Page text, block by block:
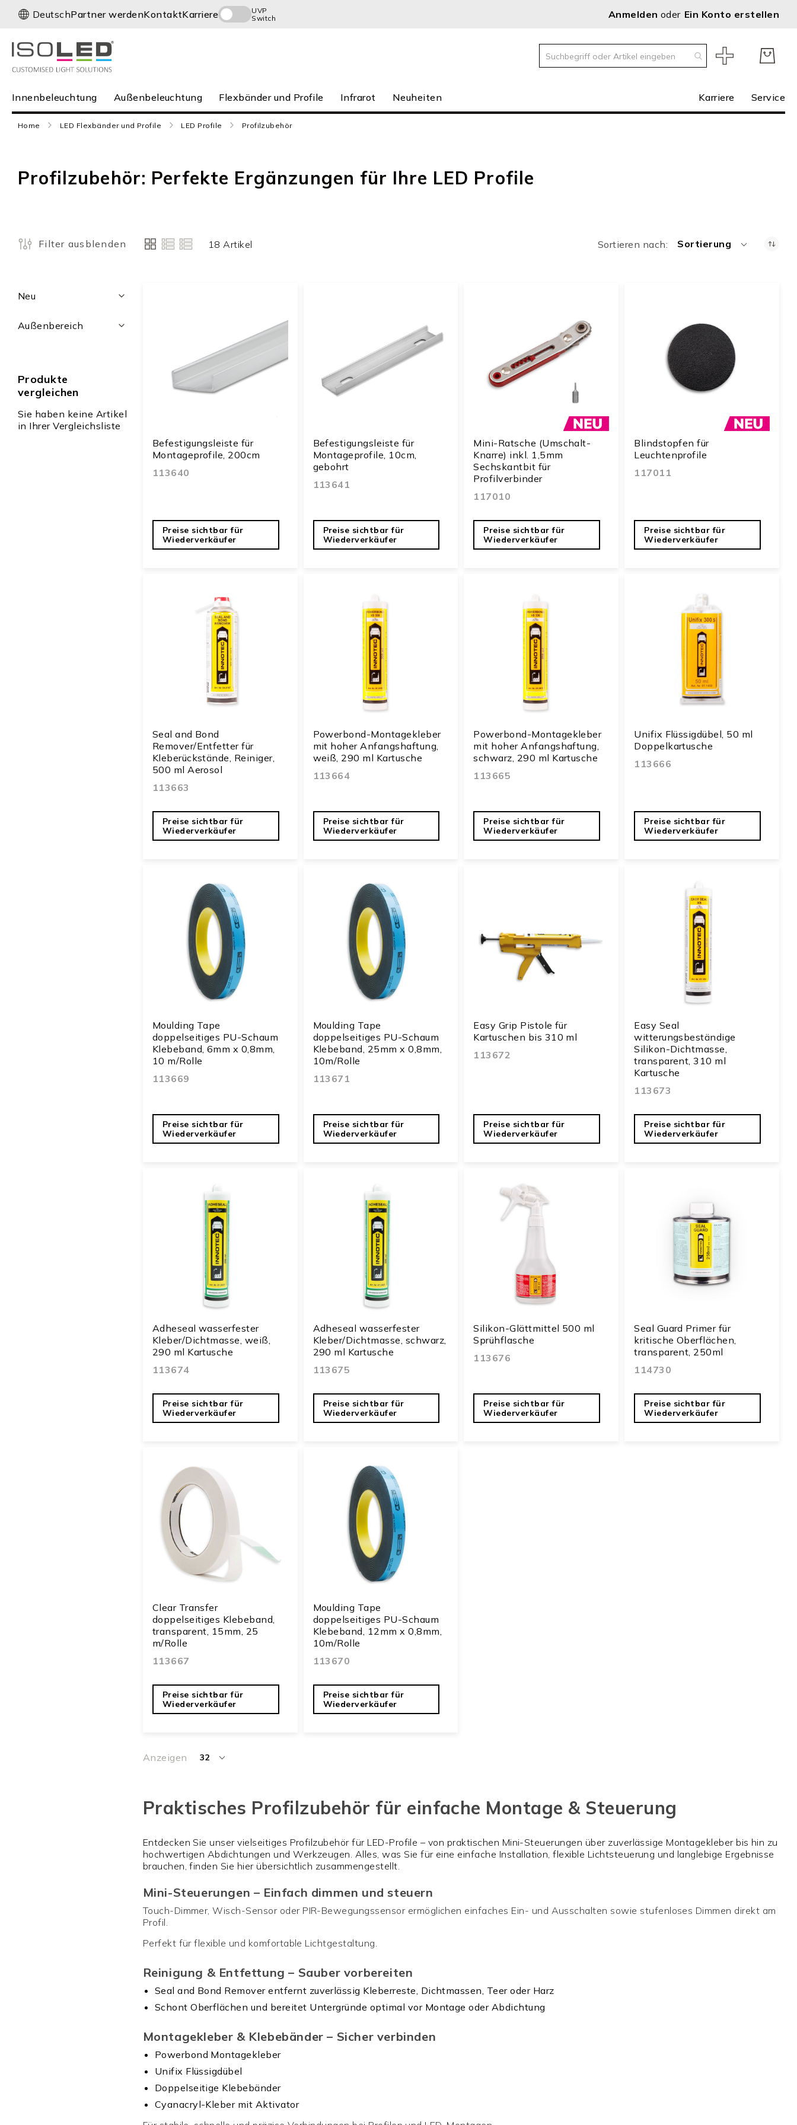
Direkt
zum
S
a
h
DeutschPartner werdenKontaktKarriere
UVP
Switch
Anmelden Ein Konto erstellen
Außenbeleuchtung
Flexbänder
Neuheiten
Innenbeleuchtung Außenbeleuchtung Flexbänder und Profile Infrarot Neuheiten Karriere Service
Home LED Flexbänder und Profile LED Profile Profilzubehör
Profilzubehör: Perfekte Ergänzungen für Ihre LED Profile
Ansicht
18 Artikel Sortieren nach Sortierung
Befestigungsleiste für
Montageprofile, 200cm
113640
Preise sichtbar für
Wiederverkäufer
Befestigungsleiste für
Montageprofile, 10cm,
gebohrt
113641
Preise sichtbar für
Wiederverkäufer
Mini-Ratsche (Umschalt-
Knarre) inkl. 1,5mm
Sechskantbit für
Profilverbinder
117010
Preise sichtbar für
Wiederverkäufer
Blindstopfen für
Leuchtenprofile
117011
Preise sichtbar für
Wiederverkäufer
Seal and Bond
Remover/Entfetter für
Kleberückstände, Reiniger,
500 ml Aerosol
113663
Preise sichtbar für
Wiederverkäufer
Powerbond-Montagekleber
mit hoher Anfangshaftung,
weiß, 290 ml Kartusche
113664
Preise sichtbar für
Wiederverkäufer
Powerbond-Montagekleber
mit hoher Anfangshaftung,
schwarz, 290 ml Kartusche
113665
Preise sichtbar für
Wiederverkäufer
Unifix Flüssigdübel, 50 ml
Doppelkartusche
113666
Preise sichtbar für
Wiederverkäufer
Moulding Tape
doppelseitiges PU-Schaum
Klebeband, 6mm x 0,8mm,
10 m/Rolle
113669
Preise sichtbar für
Wiederverkäufer
Moulding Tape
doppelseitiges PU-Schaum
Klebeband, 25mm x 0,8mm,
10m/Rolle
113671
Preise sichtbar für
Wiederverkäufer
Easy Grip Pistole für
Kartuschen bis 310 ml
113672
Preise sichtbar für
Wiederverkäufer
Easy Seal
witterungsbeständige
Silikon-Dichtmasse,
transparent, 310 ml
Kartusche
113673
Preise sichtbar für
Wiederverkäufer
Adheseal wasserfester
Kleber/Dichtmasse, weiß,
290 ml Kartusche
113674
Preise sichtbar für
Wiederverkäufer
Adheseal wasserfester
Kleber/Dichtmasse, schwarz,
290 ml Kartusche
113675
Preise sichtbar für
Wiederverkäufer
Silikon-Glättmittel 500 ml
Sprühflasche
113676
Preise sichtbar für
Wiederverkäufer
Seal Guard Primer für
kritische Oberflächen,
transparent, 250ml
114730
Preise sichtbar für
Wiederverkäufer
Clear Transfer
doppelseitiges Klebeband,
transparent, 15mm, 25
m/Rolle
113667
Preise sichtbar für
Wiederverkäufer
Moulding Tape
doppelseitiges PU-Schaum
Klebeband, 12mm x 0,8mm,
10m/Rolle
113670
Preise sichtbar für
Wiederverkäufer
Anzeigen 32
pro
Praktisches Profilzubehör für einfache Montage & Steuerung
Entdecken Sie unser vielseitiges Profilzubehör für LED-Profile – von praktischen Mini-Steuerungen über zuverlässige Montagekleber bis hin zu
hochwertigen Abdichtungen und Werkzeugen. Alles, was Sie für eine einfache Installation, flexible Lichtsteuerung und langlebige Ergebnisse
brauchen, finden Sie hier übersichtlich zusammengestellt.
Mini-Steuerungen – Einfach dimmen und steuern
Touch-Dimmer, Wisch-Sensor oder PIR-Bewegungssensor ermöglichen einfaches Ein- und Ausschalten sowie stufenloses Dimmen direkt am
Profil.
Perfekt für flexible und komfortable Lichtgestaltung.
Reinigung & Entfettung – Sauber vorbereiten
Seal and Bond Remover entfernt zuverlässig Kleberreste, Dichtmassen, Teer oder Harz
Schont Oberflächen und bereitet Untergründe optimal vor Montage oder Abdichtung
Montagekleber & Klebebänder – Sicher verbinden
Powerbond Montagekleber
Unifix Flüssigdübel
Doppelseitige Klebebänder
Cyanacryl-Kleber mit Aktivator
Neu
Außenbereich
Filter ausblenden
Produkte
vergleichen
Sie haben keine Artikel
in Ihrer Vergleichsliste